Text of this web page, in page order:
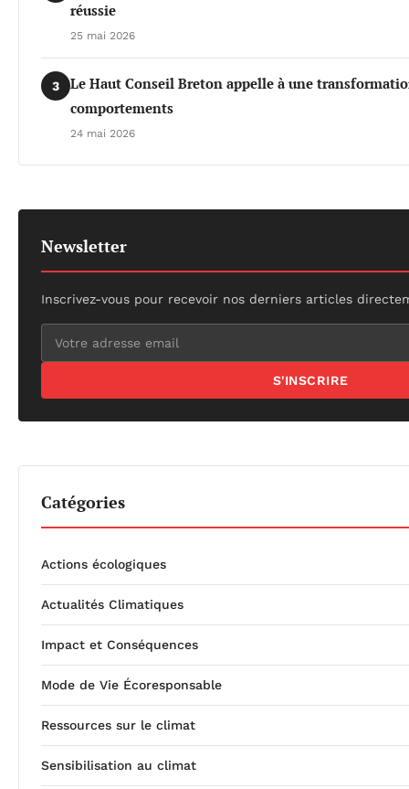
réussie
25 mai 2026
3
Le Haut Conseil Breton appelle à une
comportements
24 mai 2026
Newsletter
Inscrivez-vous pour recevoir nos derniers articles
S'INSCRIRE
Catégories
Actions écologiques
Actualités Climatiques
Impact et Conséquences
Mode de Vie Écoresponsable
Ressources sur le climat
Sensibilisation au climat